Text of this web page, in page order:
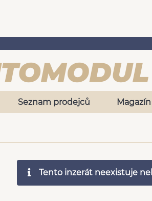
Seznam prodejců Magazín
Tento inzerát neexistuje